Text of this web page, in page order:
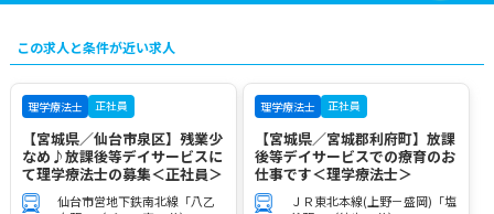
この求人と条件が近い求人
理学療法士 正社員
【宮城県／仙台市泉区】残業少
なめ♪放課後等デイサービスに
て理学療法士の募集＜正社員＞
仙台市営地下鉄南北線「八乙
理学療法士 正社員
【宮城県／宮城郡利府町】放課
後等デイサービスでの療育のお
仕事です＜理学療法士＞
ＪＲ東北本線(上野－盛岡)「塩